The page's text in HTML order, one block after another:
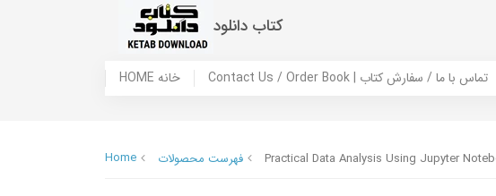
کتاب دانلود
HOME خانه Contact Us / Order Book | تماس با ما / سفارش کتاب
Home فهرست محصولات Practical Data Analysis Using Jupyter